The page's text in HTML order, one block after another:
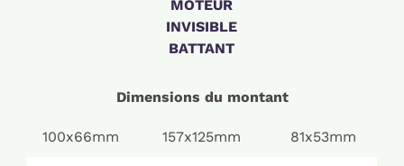
MOTEUR
INVISIBLE
BATTANT
Dimensions du montant
100x66mm 157x125mm 81x53mm